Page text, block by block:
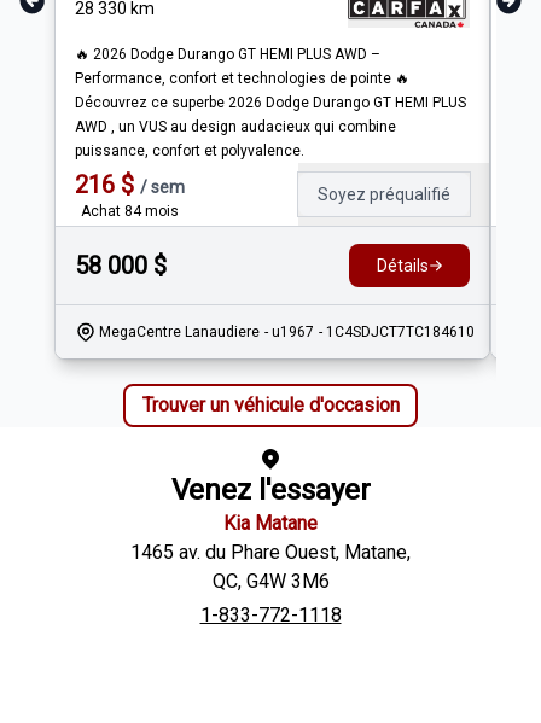
28 330 km
🔥 2026 Dodge Durango GT HEMI PLUS AWD –
Performance, confort et technologies de pointe 🔥
Découvrez ce superbe 2026 Dodge Durango GT HEMI PLUS
AWD , un VUS au design audacieux qui combine
puissance, confort et polyvalence.
216 $ / sem
Achat 84 mois
Soyez préqualifié
58 000 $ Détails
MegaCentre Lanaudiere - u1967 - 1C4SDJCT7TC184610
85
Trouver un véhicule d'occasion
Venez l'essayer
Kia Matane
1465 av. du Phare Ouest, Matane,
QC, G4W 3M6
1-833-772-1118